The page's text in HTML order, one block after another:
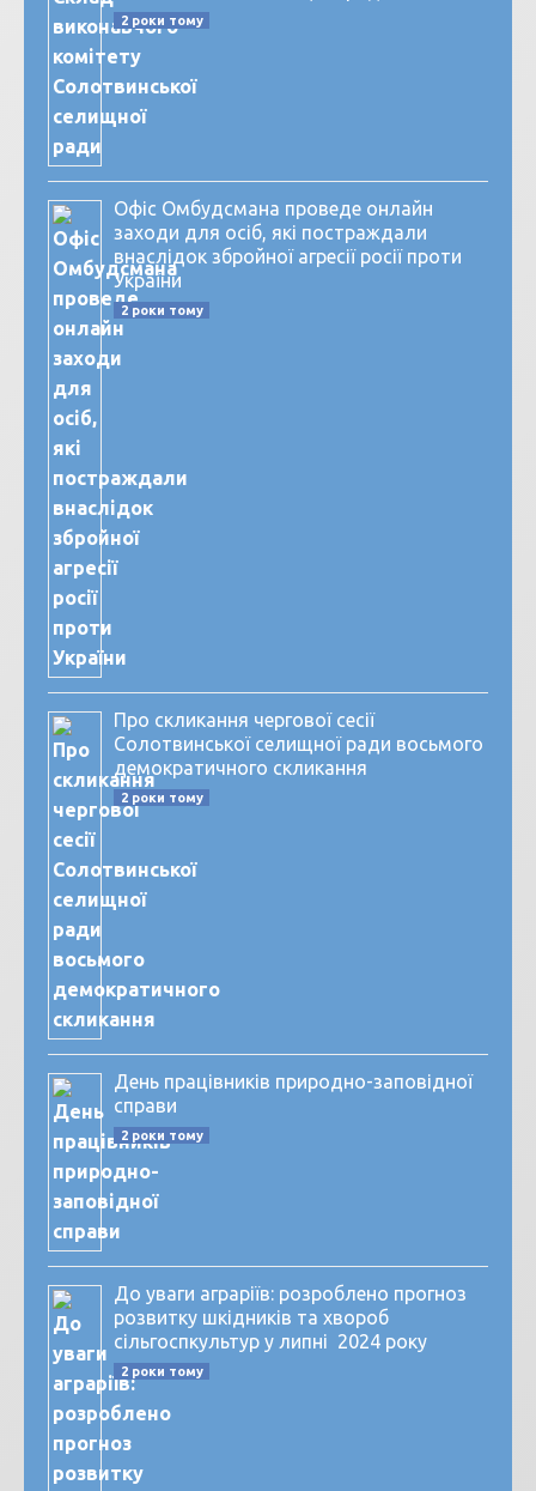
2 роки тому
Офіс Омбудсмана проведе онлайн
заходи для осіб, які постраждали
внаслідок збройної агресії росії проти
України
2 роки тому
Про скликання чергової сесії
Солотвинської селищної ради восьмого
демократичного скликання
2 роки тому
День працівників природно-заповідної
справи
2 роки тому
До уваги аграріїв: розроблено прогноз
розвитку шкідників та хвороб
сільгоспкультур у липні 2024 року
2 роки тому